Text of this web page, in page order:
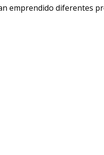
emprendido diferentes